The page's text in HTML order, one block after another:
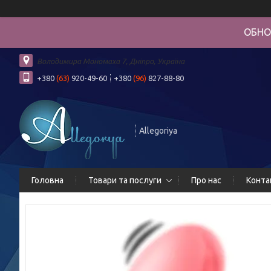
Володимира Мономаха 7, Дніпро, Україна
+380 (63) 920-49-60 +380 (96) 827-88-80
Allegoriya
Головна Товари та послуги Про нас